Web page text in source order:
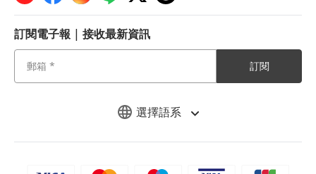
選擇語系
訂閱電子報 | 接收最新資訊
訂閱